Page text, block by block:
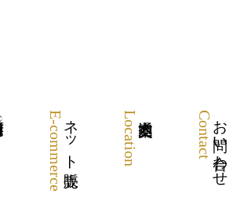
ネット販売
E-commerce Location お問い合わせ
Contact